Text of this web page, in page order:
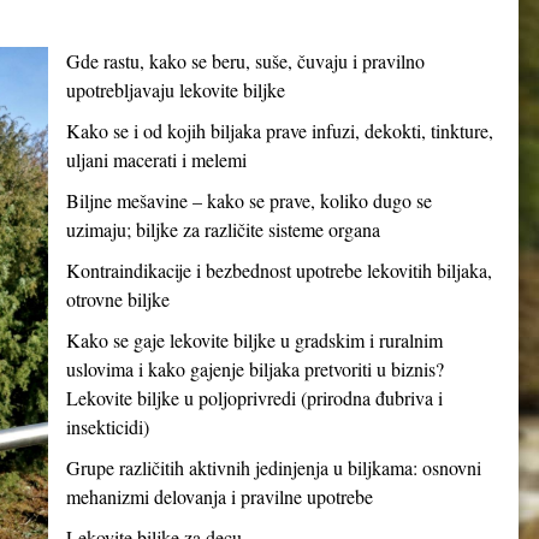
Gde rastu, kako se beru, suše, čuvaju i pravilno
upotrebljavaju lekovite biljke
Kako se i od kojih biljaka prave infuzi, dekokti, tinkture,
uljani macerati i melemi
Biljne mešavine – kako se prave, koliko dugo se
uzimaju; biljke za različite sisteme organa
Kontraindikacije i bezbednost upotrebe lekovitih biljaka,
otrovne biljke
Kako se gaje lekovite biljke u gradskim i ruralnim
uslovima i kako gajenje biljaka pretvoriti u biznis?
Lekovite biljke u poljoprivredi (prirodna đubriva i
insekticidi)
Grupe različitih aktivnih jedinjenja u biljkama: osnovni
mehanizmi delovanja i pravilne upotrebe